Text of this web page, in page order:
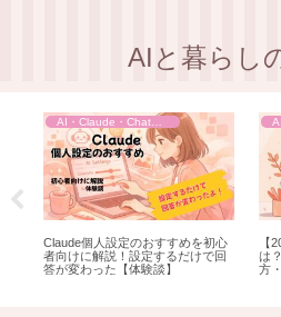
AIと暮らし
Claude個人設定のおすすめを初心
者向けに解説！設定するだけで回
答が変わった【体験談】
【
は
方